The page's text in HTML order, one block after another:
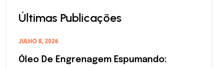
Últimas Publicações
JULHO 8, 2026
Óleo De Engrenagem Espumando: